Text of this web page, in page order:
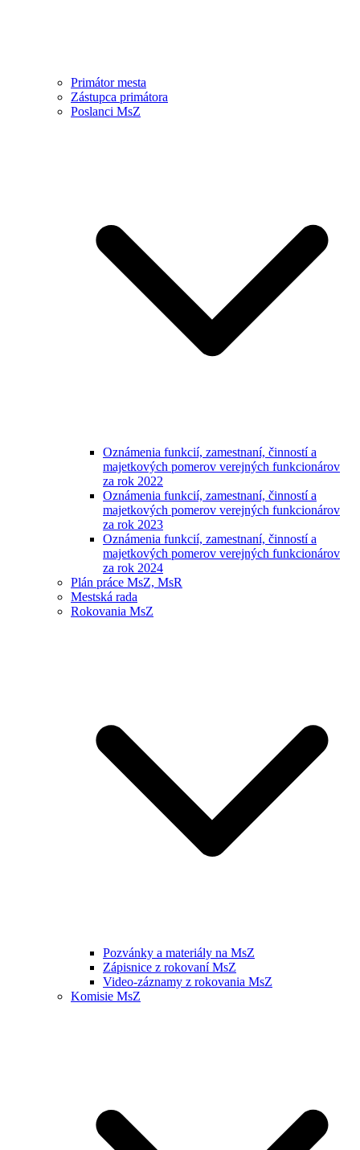
Primátor mesta
Zástupca primátora
Poslanci MsZ
Oznámenia funkcií, zamestnaní, činností a
majetkových pomerov verejných funkcionárov
za rok 2022
Oznámenia funkcií, zamestnaní, činností a
majetkových pomerov verejných funkcionárov
za rok 2023
Oznámenia funkcií, zamestnaní, činností a
majetkových pomerov verejných funkcionárov
za rok 2024
Plán práce MsZ, MsR
Mestská rada
Rokovania MsZ
Pozvánky a materiály na MsZ
Zápisnice z rokovaní MsZ
Video-záznamy z rokovania MsZ
Komisie MsZ